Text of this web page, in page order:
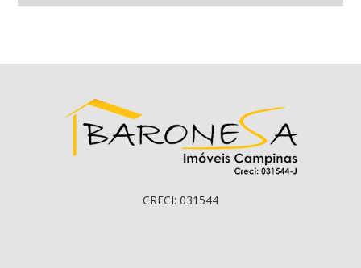
CRECI: 031544